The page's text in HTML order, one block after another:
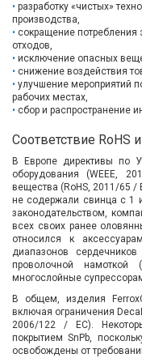
Контакты
Доставка
Тех.
поддержка
Блог
разработку «чистых»
производства,
сокращение
отходов,
исключение опасных
снижение воздействия
улучшение мероприятий
рабочих местах,
сбор и распространение
Соответствие RoHS и
В Европе директивы по
оборудования (WEEE,
вещества (RoHS, 2011/65 /
не содержали свинца с 1
законодательством,
всех своих ранее
относился к
диапазонов
проволочной
многослойные
В общем, изделия
включая ограничения
2006/122 / EC).
покрытием SnPb,
освобождены от